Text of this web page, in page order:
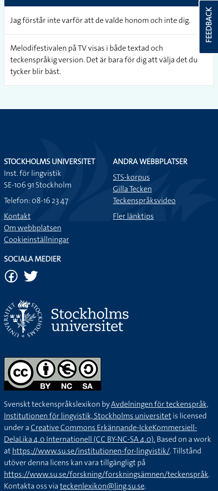
Jag förstår inte varför att de valde honom och inte dig.
Melodifestivalen på TV visas i både textad och
teckenspråkig version. Det är bara för dig att välja det du
tycker blir bäst.
FEEDBACK
STOCKHOLMS UNIVERSITET
Inst. för lingvistik
SE-106 91 Stockholm
Telefon: 08-16 23 47
Kontakt
Om webbplatsen
Cookieinställningar
ANDRA WEBBPLATSER
STS-korpus
Gilla Tecken
Teckenspråksvideo
Fler länktips
SOCIALA MEDIER
Svenskt teckenspråkslexikon byAvdelningen för teckenspråk,
Institutionen för lingvistik, Stockholms universitetis licensed
under aCreative Commons Erkännande-IckeKommersiell-
DelaLika 4.0 Internationell (CC BY-NC-SA 4.0).Based on a work
athttps://www.su.se/institutionen-for-lingvistik/. Tillstånd
utöver denna licens kan vara tillgängligt på
https://www.su.se/forskning/forskningsämnen/teckenspråk.
Kontakta oss viateckenlexikon@ling.su.se.